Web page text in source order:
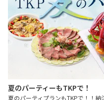
夏のパーティーもTKPで！
夏のパーティプランもTKPで！！